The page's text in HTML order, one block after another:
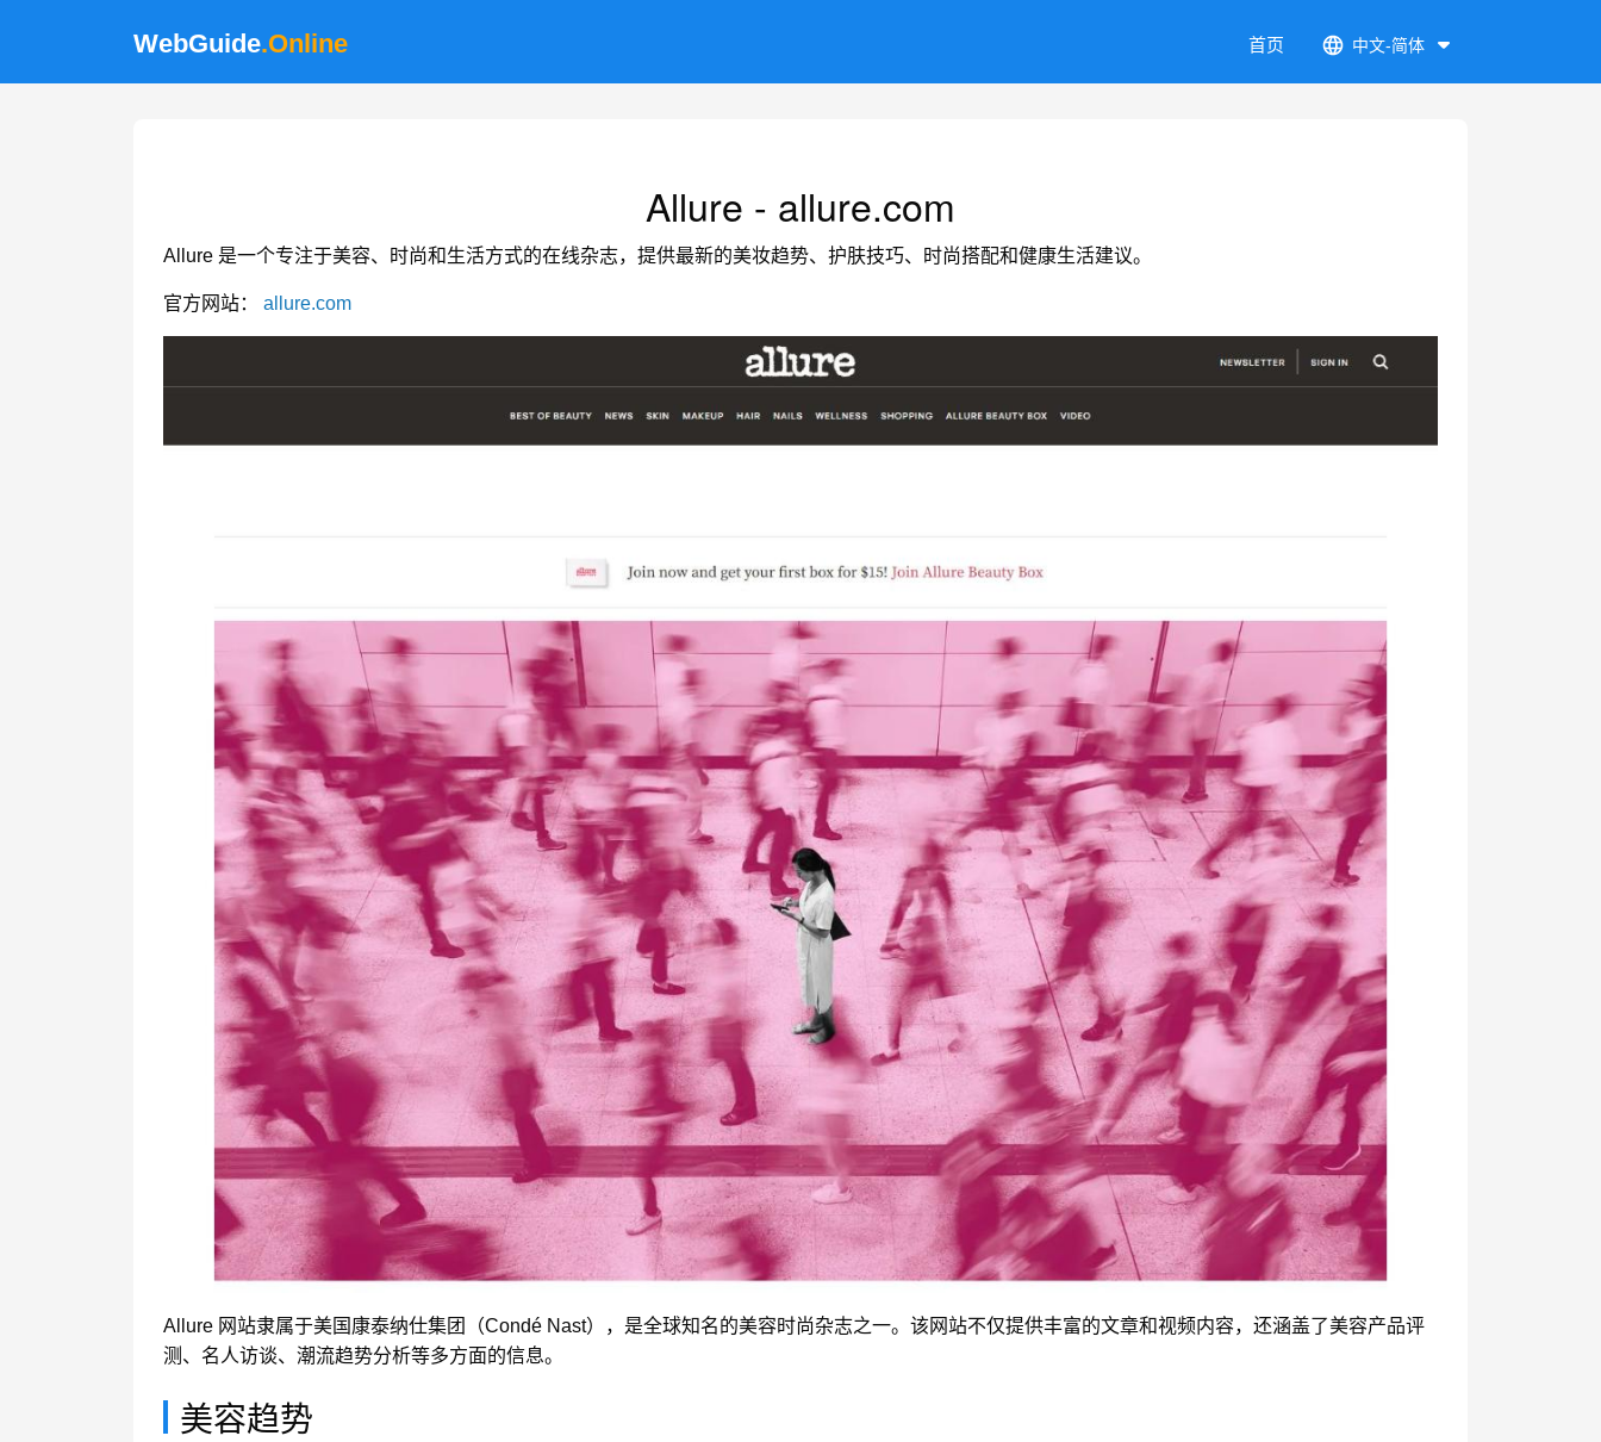
WebGuide.Online 首页 中文-简体
Allure - allure.com
Allure 是一个专注于美容、时尚和生活方式的在线杂志，提供最新的美妆趋势、护肤技巧、时尚搭配和健康生活建议。
官方网站： allure.com
Allure 网站隶属于美国康泰纳仕集团（Condé Nast），是全球知名的美容时尚杂志之一。该网站不仅提供丰富的文章和视频内容，还涵盖了美容产品评
测、名人访谈、潮流趋势分析等多方面的信息。
美容趋势